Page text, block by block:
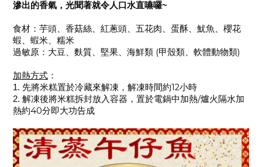
滲出的香氣，光聞著就令人 口水直嚥囉~
食材： 芋頭、香菇絲、紅蔥頭、五花肉、蛋酥、魷魚、櫻花
蝦、蝦米、糯米
過敏原 ： 大豆、麩質、堅果、海鮮類 (甲殼類、軟體動物類)
加熱方式 ：
1. 先將米糕置於冷藏來解凍，解凍時間約12小時
2. 解凍後將米糕拆封放入容器，置於電鍋中加熱/爐火隔水加
熱約40分即大功告成